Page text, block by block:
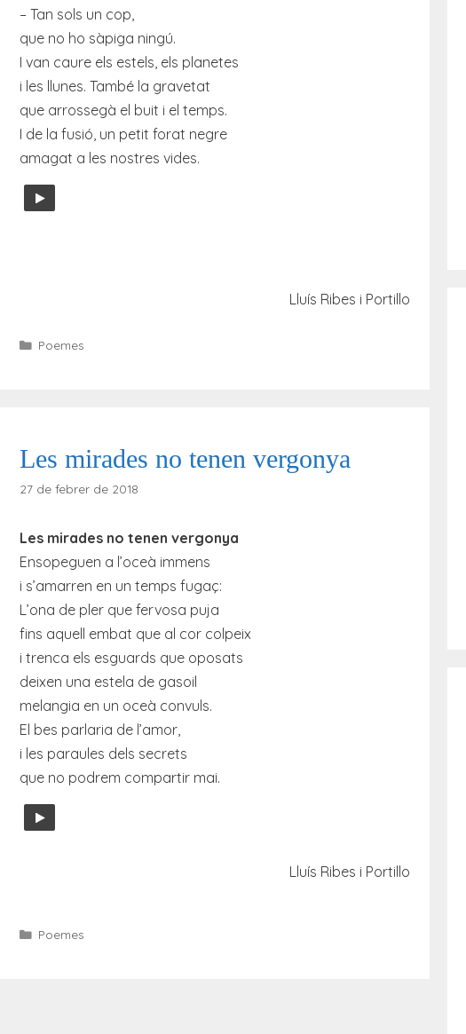
– Tan sols un cop,
que no ho sàpiga ningú.
I van caure els estels, els planetes
i les llunes. També la gravetat
que arrossegà el buit i el temps.
I de la fusió, un petit forat negre
amagat a les nostres vides.
Lluís Ribes i Portillo
Categories
Poemes
Les mirades no tenen vergonya
27 de febrer de 2018
Les mirades no tenen vergonya
Ensopeguen a l’oceà immens
i s’amarren en un temps fugaç:
L’ona de pler que fervosa puja
fins aquell embat que al cor colpeix
i trenca els esguards que oposats
deixen una estela de gasoil
melangia en un oceà convuls.
El bes parlaria de l’amor,
i les paraules dels secrets
que no podrem compartir mai.
Lluís Ribes i Portillo
Categories
Poemes